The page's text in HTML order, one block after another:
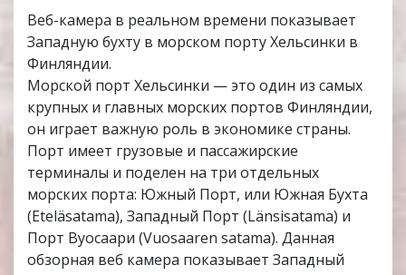
Веб-камера в реальном времени показывает
Западную бухту в морском порту Хельсинки в
Финляндии.
Морской порт Хельсинки — это один из самых
крупных и главных морских портов Финляндии,
он играет важную роль в экономике страны.
Порт имеет грузовые и пассажирские
терминалы и поделен на три отдельных
морских порта: Южный Порт, или Южная Бухта
(Eteläsatama), Западный Порт (Länsisatama) и
Порт Вуосаари (Vuosaaren satama). Данная
обзорная веб камера показывает Западный